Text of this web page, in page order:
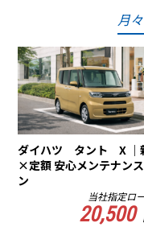
月々
ダイハツ タント X ｜
×定額 安心メンテナン
ン
当社指定ロ
20,500